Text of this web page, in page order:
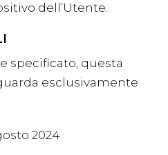
dell’Utente.
specificato, questa
esclusivamente
2024